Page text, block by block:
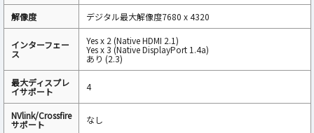
解像度 デジタル最大解像度7680 x 4320
インターフェー
ス
Yes x 2 (Native HDMI 2.1)
Yes x 3 (Native DisplayPort 1.4a)
あり (2.3)
最大ディスプレ
イサポート 4
NVlink/Crossfire
サポート なし